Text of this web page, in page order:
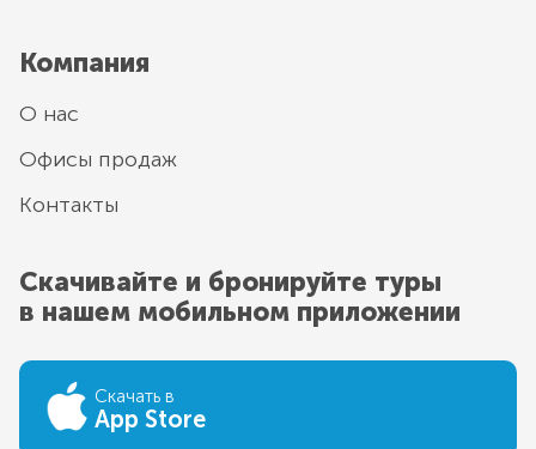
Компания
О нас
Офисы продаж
Контакты
Скачивайте и бронируйте туры
в нашем мобильном приложении
Скачать в
App Store